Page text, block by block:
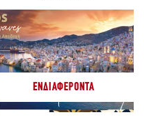
ΕΝΔΙΑΦΈΡΟΝΤΑ